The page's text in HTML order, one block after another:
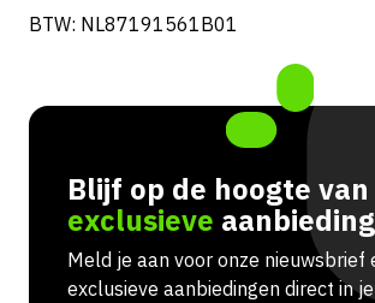
BTW: NL87191561B01
Blijf op de hoogte van
exclusieve
Meld je aan voor onze nieuwsbrief
exclusieve aanbiedingen direct in